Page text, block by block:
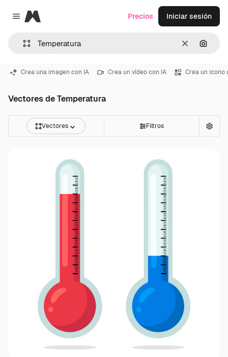
Close menu
Magnific
Borrar
Precios Iniciar sesión
Crea una imagen con IA Crea un vídeo con IA Crea un icono
Vectores de Temperatura
Vectores Filtros